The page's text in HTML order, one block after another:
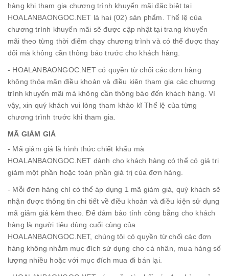
hàng khi tham gia chương trình khuyến mãi đặc biệt tại
HOALANBAONGOC.NET là hai (02) sản phẩm. Thể lệ của
chương trình khuyến mãi sẽ được cập nhật tại trang khuyến
mãi theo từng thời điểm chạy chương trình và có thể được thay
đổi mà không cần thông báo trước cho khách hàng.
- HOALANBAONGOC.NET có quyền từ chối các đơn hàng
không thỏa mãn điều khoản và điều kiện tham gia các chương
trình khuyến mãi mà không cần thông báo đến khách hàng. Vì
vậy, xin quý khách vui lòng tham khảo kĩ Thể lệ của từng
chương trình trước khi tham gia.
MÃ GIẢM GIÁ
- Mã giảm giá là hình thức chiết khấu mà
HOALANBAONGOC.NET dành cho khách hàng có thể có giá trị
giảm một phần hoặc toàn phần giá trị của đơn hàng.
- Mỗi đơn hàng chỉ có thể áp dụng 1 mã giảm giá, quý khách sẽ
nhận được thông tin chi tiết về điều khoản và điều kiện sử dụng
mã giảm giá kèm theo. Để đảm bảo tính công bằng cho khách
hàng là người tiêu dùng cuối cùng của
HOALANBAONGOC.NET, chúng tôi có quyền từ chối các đơn
hàng không nhằm mục đích sử dụng cho cá nhân, mua hàng số
lượng nhiều hoặc với mục đích mua đi bán lại.